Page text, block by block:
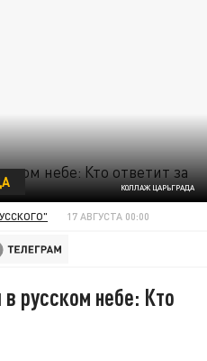
КОЛЛАЖ ЦАРЬГРАДА
17 АВГУСТА 00:00
русском небе: Кто